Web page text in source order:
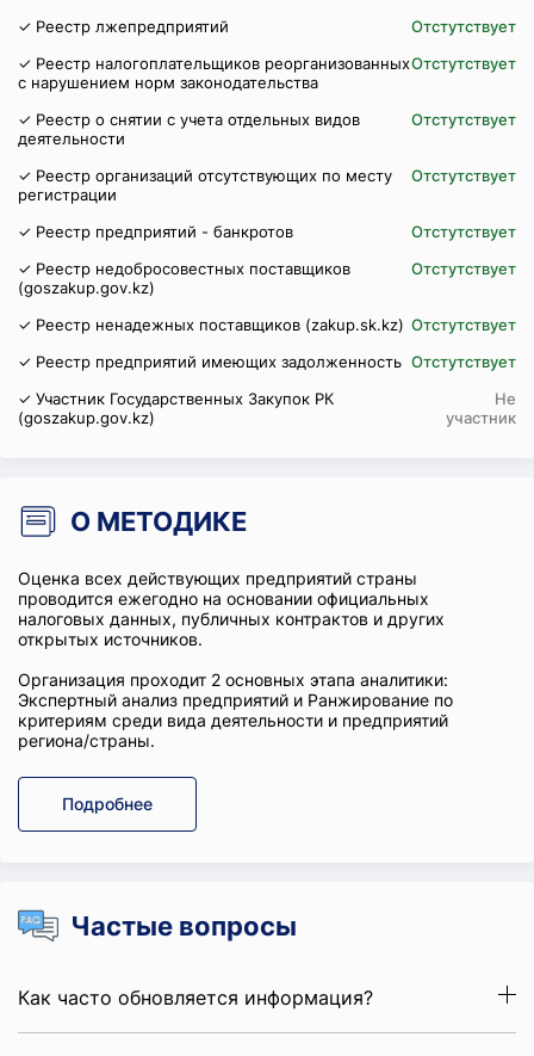
✓ Реестр лжепредприятий
Отстутствует
✓ Реестр налогоплательщиков реорганизованных
с нарушением норм законодательства
Отстутствует
✓ Реестр о снятии с учета отдельных видов
деятельности
Отстутствует
✓ Реестр организаций отсутствующих по месту
регистрации
Отстутствует
✓ Реестр предприятий - банкротов
Отстутствует
✓ Реестр недобросовестных поставщиков
(goszakup.gov.kz)
Отстутствует
✓ Реестр ненадежных поставщиков (zakup.sk.kz) Отстутствует
✓ Реестр предприятий имеющих задолженность Отстутствует
✓ Участник Государственных Закупок РК
(goszakup.gov.kz)
Не
участник
О МЕТОДИКЕ
Оценка всех действующих предприятий страны
проводится ежегодно на основании официальных
налоговых данных, публичных контрактов и других
открытых источников.
Организация проходит 2 основных этапа аналитики:
Экспертный анализ предприятий и Ранжирование по
критериям среди вида деятельности и предприятий
региона/страны.
Подробнее
Частые вопросы
Как часто обновляется информация?